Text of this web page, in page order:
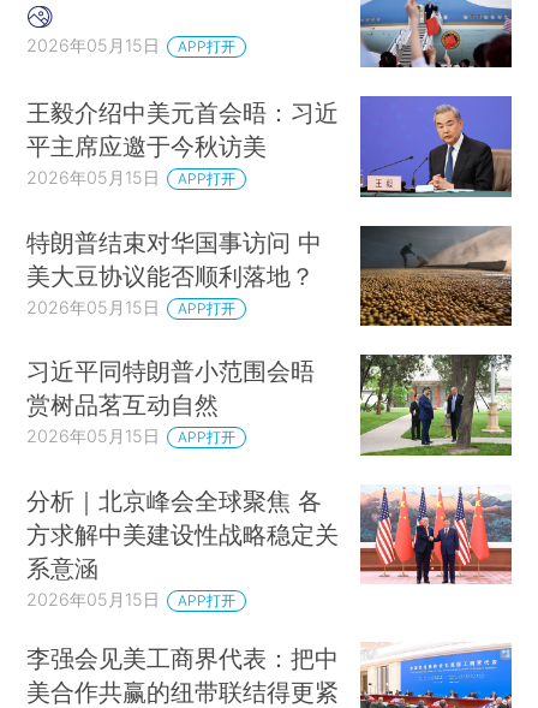
2026年05月15日 APP打开
王毅介绍中美元首会晤：习近
平主席应邀于今秋访美
2026年05月15日 APP打开
特朗普结束对华国事访问 中
美大豆协议能否顺利落地？
2026年05月15日 APP打开
习近平同特朗普小范围会晤
赏树品茗互动自然
2026年05月15日 APP打开
分析｜北京峰会全球聚焦 各
方求解中美建设性战略稳定关
系意涵
2026年05月15日 APP打开
李强会见美工商界代表：把中
美合作共赢的纽带联结得更紧